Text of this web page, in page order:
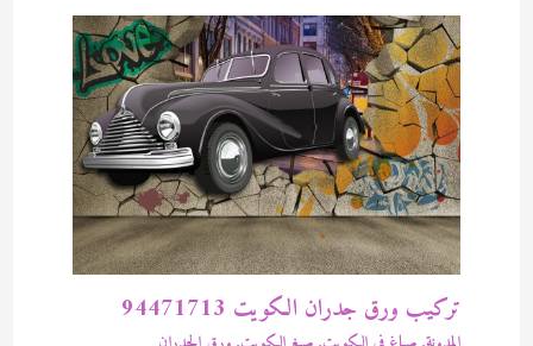
تركيب ورق جدران الكويت 94471713